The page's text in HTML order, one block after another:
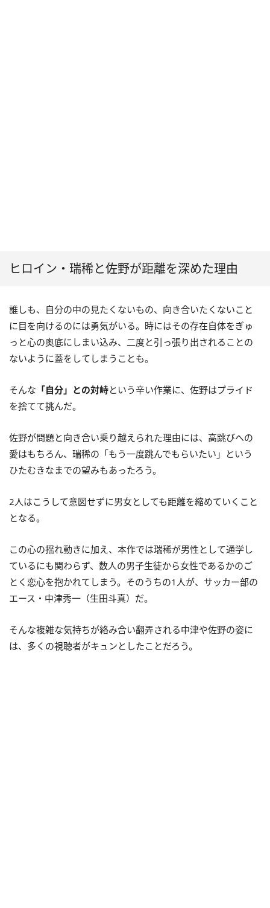
ヒロイン・瑞稀と佐野が距離を深めた理由
誰しも、自分の中の見たくないもの、向き合いたくないこと
に目を向けるのには勇気がいる。時にはその存在自体をぎゅ
っと心の奥底にしまい込み、二度と引っ張り出されることの
ないように蓋をしてしまうことも。
そんな 「自分」との対峙という辛い作業に、佐野はプライド
を捨てて挑んだ。
佐野が問題と向き合い乗り越えられた理由には、高跳びへの
愛はもちろん、瑞稀の「もう一度跳んでもらいたい」という
ひたむきなまでの望みもあったろう。
2人はこうして意図せずに男女としても距離を縮めていくこと
となる。
この心の揺れ動きに加え、本作では瑞稀が男性として通学し
ているにも関わらず、数人の男子生徒から女性であるかのご
とく恋心を抱かれてしまう。そのうちの1人が、サッカー部の
エース・中津秀一（生田斗真）だ。
そんな複雑な気持ちが絡み合い翻弄される中津や佐野の姿に
は、多くの視聴者がキュンとしたことだろう。